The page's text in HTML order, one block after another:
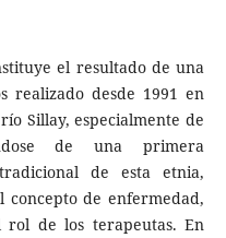
el resultado de una
realizado desde 1991 en
Sillay, especialmente de
de una primera
de esta etnia,
de enfermedad,
de los terapeutas. En